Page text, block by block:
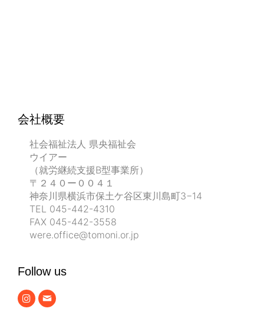
会社概要
社会福祉法人 県央福祉会
ウイアー
（就労継続支援B型事業所）
〒２４０ー００４１
神奈川県横浜市保土ケ谷区東川島町3−14
TEL 045-442-4310
FAX 045-442-3558
were.office@tomoni.or.jp
Follow us